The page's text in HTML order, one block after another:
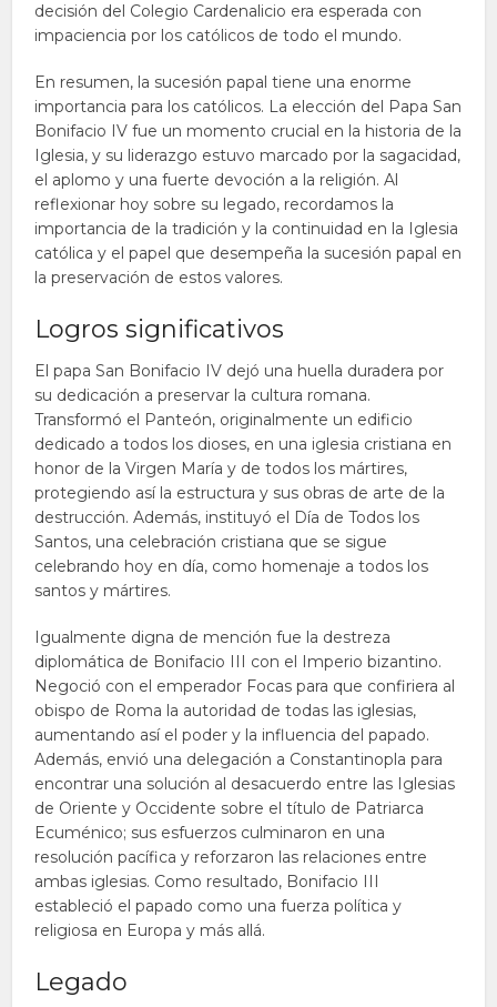
decisión del Colegio Cardenalicio era esperada con
impaciencia por los católicos de todo el mundo.
En resumen, la sucesión papal tiene una enorme
importancia para los católicos. La elección del Papa San
Bonifacio IV fue un momento crucial en la historia de la
Iglesia, y su liderazgo estuvo marcado por la sagacidad,
el aplomo y una fuerte devoción a la religión. Al
reflexionar hoy sobre su legado, recordamos la
importancia de la tradición y la continuidad en la Iglesia
católica y el papel que desempeña la sucesión papal en
la preservación de estos valores.
Logros significativos
El papa San Bonifacio IV dejó una huella duradera por
su dedicación a preservar la cultura romana.
Transformó el Panteón, originalmente un edificio
dedicado a todos los dioses, en una iglesia cristiana en
honor de la Virgen María y de todos los mártires,
protegiendo así la estructura y sus obras de arte de la
destrucción. Además, instituyó el Día de Todos los
Santos, una celebración cristiana que se sigue
celebrando hoy en día, como homenaje a todos los
santos y mártires.
Igualmente digna de mención fue la destreza
diplomática de Bonifacio III con el Imperio bizantino.
Negoció con el emperador Focas para que confiriera al
obispo de Roma la autoridad de todas las iglesias,
aumentando así el poder y la influencia del papado.
Además, envió una delegación a Constantinopla para
encontrar una solución al desacuerdo entre las Iglesias
de Oriente y Occidente sobre el título de Patriarca
Ecuménico; sus esfuerzos culminaron en una
resolución pacífica y reforzaron las relaciones entre
ambas iglesias. Como resultado, Bonifacio III
estableció el papado como una fuerza política y
religiosa en Europa y más allá.
Legado